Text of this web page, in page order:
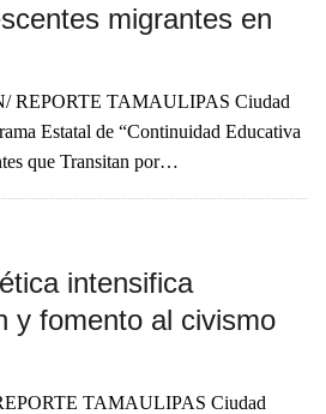
migrantes en
REPORTE TAMAULIPAS Ciudad
Estatal de “Continuidad Educativa
que Transitan por…
intensifica
y fomento al civismo
TAMAULIPAS Ciudad